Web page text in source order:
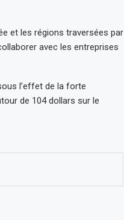
et les régions traversées par
avec les entreprises
l’effet de la forte
de 104 dollars sur le